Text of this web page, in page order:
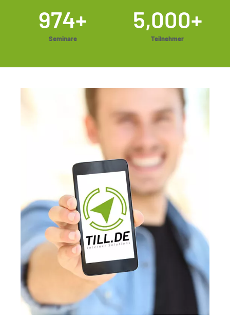
Seminare
974+
Teilnehmer
5,000+